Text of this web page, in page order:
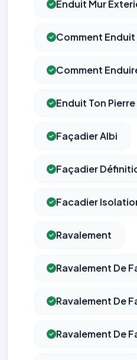
Enduit Mur
Comment Enduit
Comment
Enduit Ton Pierre
Façadier Albi
Façadier
Facadier
Ravalement
Ravalement De
Ravalement De
Ravalement De